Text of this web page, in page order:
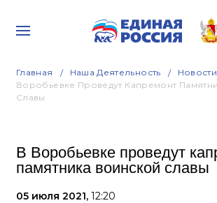
Главная Наша Деятельность Новости
Воробьевке Проведут Капремонт
Славы
В Воробьевке проведут
памятника воинской славы
05 июля 2021, 12:20